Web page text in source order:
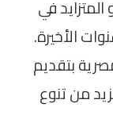
في
الأخيرة.
بتقديم
من تنوع